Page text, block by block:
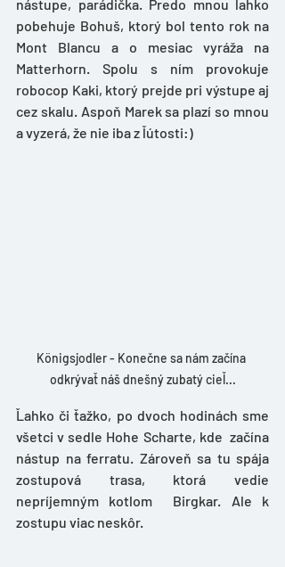
nástupe, parádička. Predo mnou ľahko
pobehuje Bohuš, ktorý bol tento rok na
Mont Blancu a o mesiac vyráža na
Matterhorn. Spolu s ním provokuje
robocop Kaki, ktorý prejde pri výstupe aj
cez skalu. Aspoň Marek sa plazí so mnou
a vyzerá, že nie iba z ľútosti:)
Königsjodler - Konečne sa nám začína
odkrývať náš dnešný zubatý cieľ...
Ľahko či ťažko, po dvoch hodinách sme
všetci v sedle Hohe Scharte, kde  začína
nástup na ferratu. Zároveň sa tu spája
zostupová trasa, ktorá vedie
nepríjemným kotlom  Birgkar. Ale k
zostupu viac neskôr.